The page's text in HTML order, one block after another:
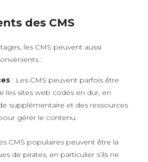
des CMS
les CMS peuvent aussi
:
: Les CMS peuvent parfois être
les sites web codés en dur, en
supplémentaire et des ressources
gérer le contenu.
CMS populaires peuvent être la
de pirates, en particulier s’ils ne